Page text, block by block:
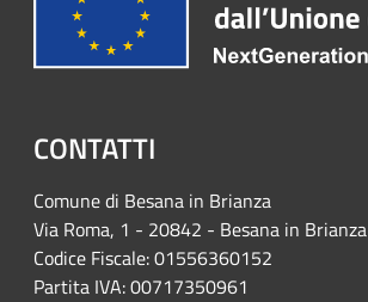
CONTATTI
Comune di Besana in Brianza
Via Roma, 1 - 20842 - Besana in Brianza
Codice Fiscale: 01556360152
Partita IVA: 00717350961